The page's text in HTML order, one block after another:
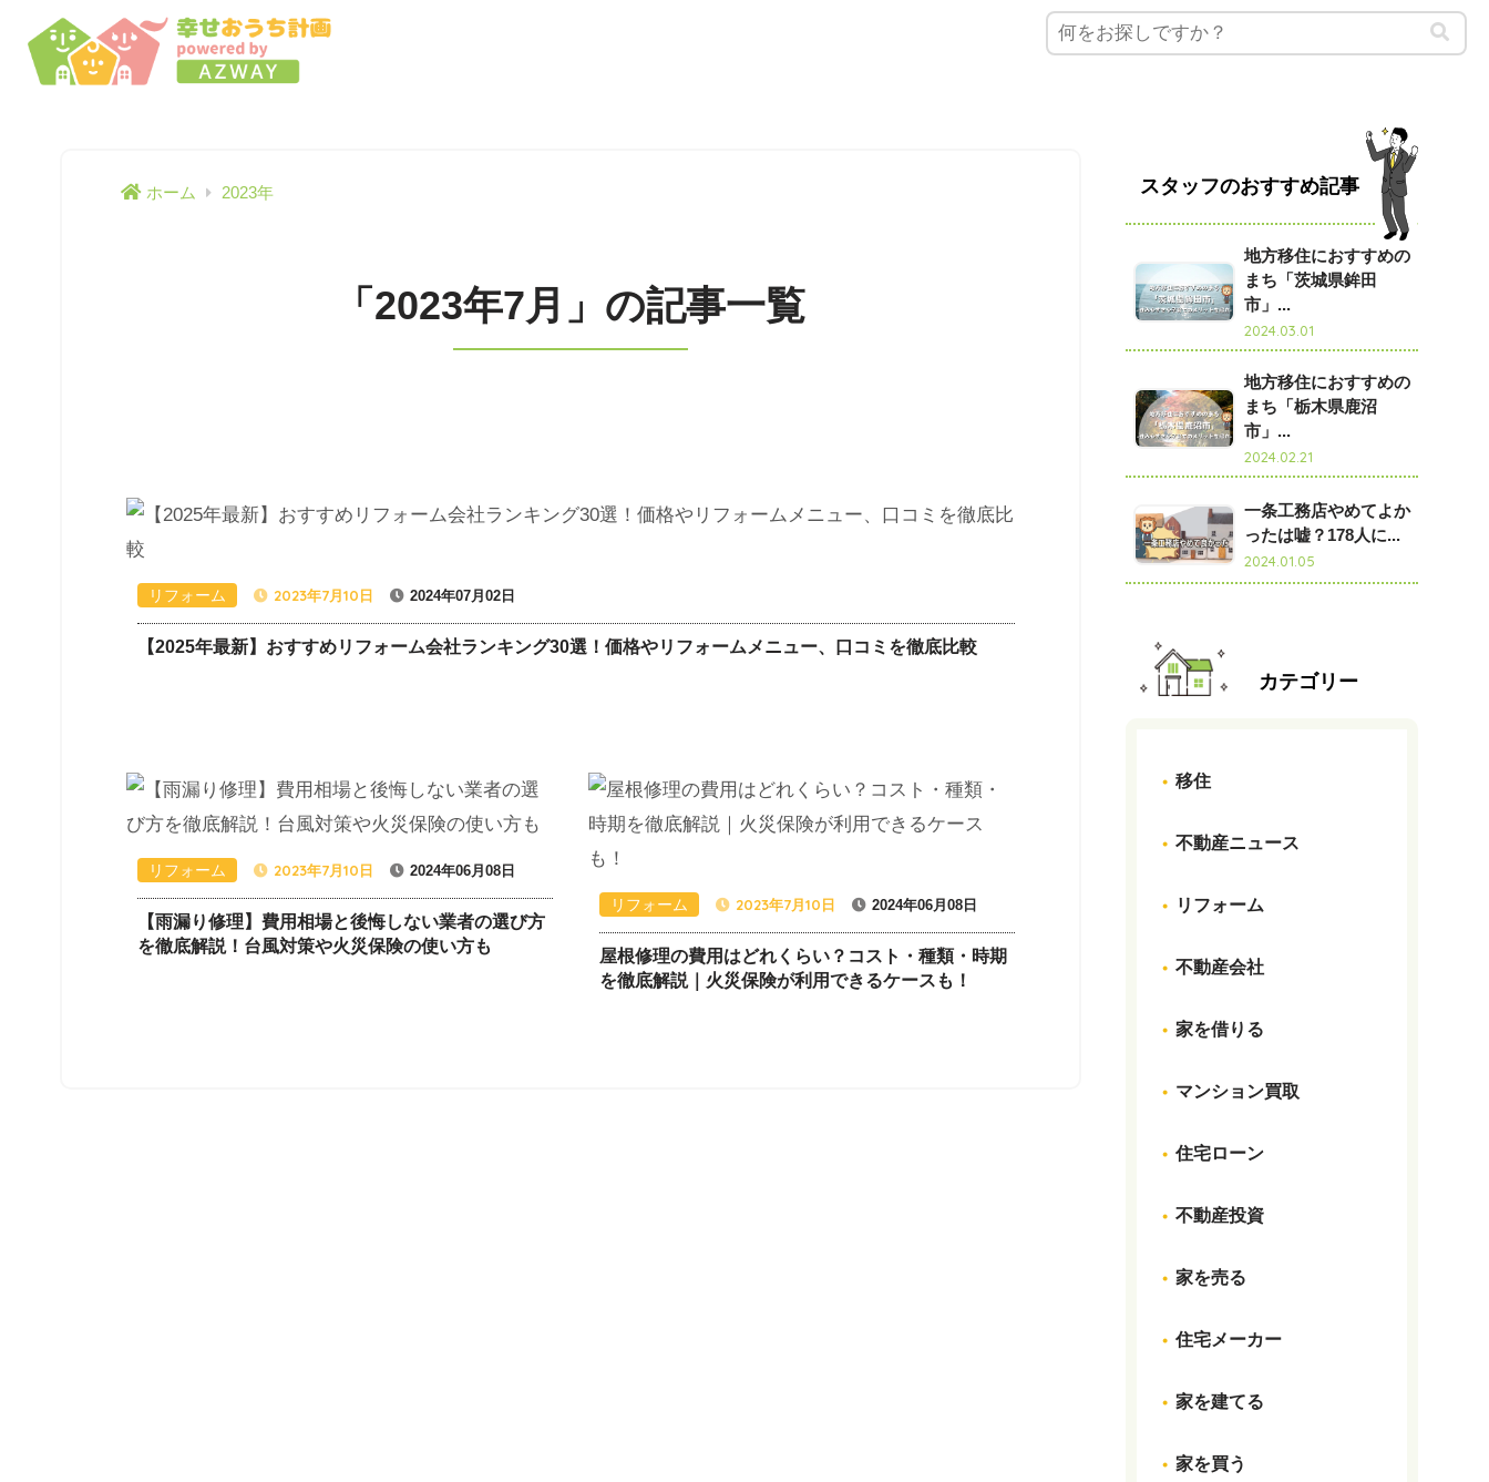
ホーム 2023年
「2023年7月」の記事一覧
リフォーム 2023年7月10日 2024年07月02日
【2025年最新】おすすめリフォーム会社ランキング30選！価格やリフォームメニュー、口コミを徹底比較
リフォーム 2023年7月10日 2024年06月08日
【雨漏り修理】費用相場と後悔しない業者の選び方
を徹底解説！台風対策や火災保険の使い方も
リフォーム 2023年7月10日 2024年06月08日
屋根修理の費用はどれくらい？コスト・種類・時期
を徹底解説｜火災保険が利用できるケースも！
スタッフのおすすめ記事
地方移住におすすめの
まち「茨城県鉾田
市」...
2024.03.01
地方移住におすすめの
まち「栃木県鹿沼
市」...
2024.02.21
一条工務店やめてよか
ったは嘘？178人に...
2024.01.05
カテゴリー
移住
不動産ニュース
リフォーム
不動産会社
家を借りる
マンション買取
住宅ローン
不動産投資
家を売る
住宅メーカー
家を建てる
家を買う